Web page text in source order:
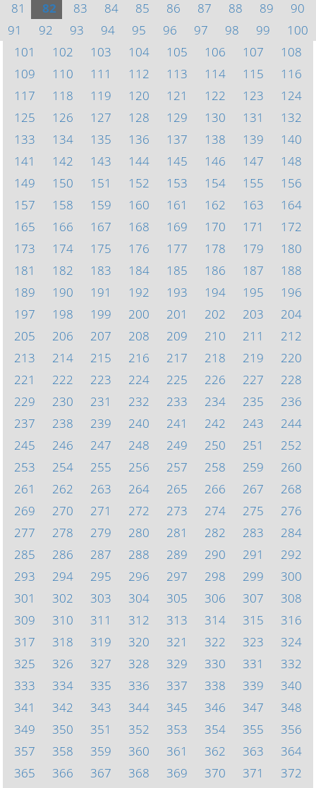
81
82 83 84 85 86 87 88 89
90
91
92 93 94 95 96 97 98 99
100
101
102 103 104 105 106 107
108
109
110 111 112 113 114 115
116
117
118 119 120 121 122 123
124
125
126 127 128 129 130 131
132
133
134 135 136 137 138 139
140
141
142 143 144 145 146 147
148
149
150 151 152 153 154 155
156
157
158 159 160 161 162 163
164
165
166 167 168 169 170 171
172
173
174 175 176 177 178 179
180
181
182 183 184 185 186 187
188
189
190 191 192 193 194 195
196
197
198 199 200 201 202 203
204
205
206 207 208 209 210 211
212
213
214 215 216 217 218 219
220
221
222 223 224 225 226 227
228
229
230 231 232 233 234 235
236
237
238 239 240 241 242 243
244
245
246 247 248 249 250 251
252
253
254 255 256 257 258 259
260
261
262 263 264 265 266 267
268
269
270 271 272 273 274 275
276
277
278 279 280 281 282 283
284
285
286 287 288 289 290 291
292
293
294 295 296 297 298 299
300
301
302 303 304 305 306 307
308
309
310 311 312 313 314 315
316
317
318 319 320 321 322 323
324
325
326 327 328 329 330 331
332
333
334 335 336 337 338 339
340
341
342 343 344 345 346 347
348
349
350 351 352 353 354 355
356
357
358 359 360 361 362 363
364
365
366 367 368 369 370 371
372